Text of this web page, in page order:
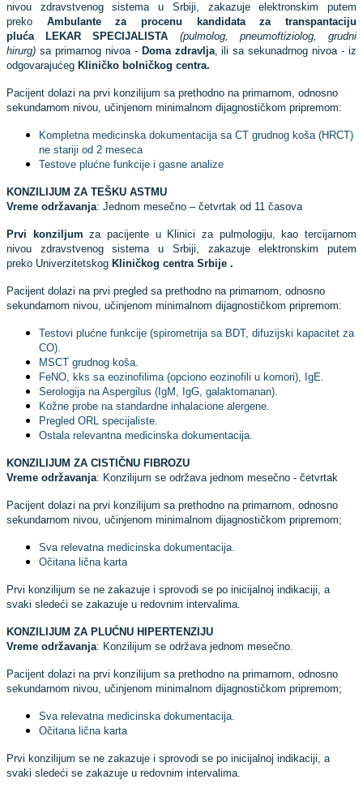
nivou zdravstvenog sistema u Srbiji, zakazuje elektronskim putem
preko Ambulante za procenu kandidata za transpantaciju
pluća
LEKAR SPECIJALISTA
(pulmolog, pneumoftiziolog, grudni
hirurg) sa primarnog nivoa - Doma zdravlja, ili sa sekunadrnog nivoa - iz
odgovarajućeg Kliničko bolničkog centra.
Pacijent dolazi na prvi konzilijum sa prethodno na primarnom, odnosno
sekundarnom nivou, učinjenom minimalnom dijagnostičkom pripremom:
Kompletna medicinska dokumentacija sa CT grudnog koša (HRCT)
ne stariji od 2 meseca
Testove plućne funkcije i gasne analize
KONZILIJUM ZA TEŠKU ASTMU
Vreme održavanja: Jednom mesečno – četvrtak od 11 časova
Prvi konziljum za pacijente u Klinici za pulmologiju, kao tercijarnom
nivou zdravstvenog sistema u Srbiji, zakazuje elektronskim putem
preko Univerzitetskog Kliničkog centra Srbije .
Pacijent dolazi na prvi pregled sa prethodno na primarnom, odnosno
sekundarnom nivou, učinjenom minimalnom dijagnostičkom pripremom:
Testovi plućne funkcije (spirometrija sa BDT, difuzijski kapacitet za
CO).
MSCT grudnog koša.
FeNO, kks sa eozinofilima (opciono eozinofili u komori), IgE.
Serologija na Aspergilus (IgM, IgG, galaktomanan).
Kožne probe na standardne inhalacione alergene.
Pregled ORL specijaliste.
Ostala relevantna medicinska dokumentacija.
KONZILIJUM ZA CISTIČNU FIBROZU
Vreme održavanja: Konzilijum se održava jednom mesečno - četvrtak
Pacijent dolazi na prvi konzilijum sa prethodno na primarnom, odnosno
sekundarnom nivou, učinjenom minimalnom dijagnostičkom pripremom;
Sva relevatna medicinska dokumentacija.
Očitana lična karta
Prvi konzilijum se ne zakazuje i sprovodi se po inicijalnoj indikaciji, a
svaki sledeći se zakazuje u redovnim intervalima.
KONZILIJUM ZA PLUĆNU HIPERTENZIJU
Vreme održavanja: Konzilijum se održava jednom mesečno.
Pacijent dolazi na prvi konzilijum sa prethodno na primarnom, odnosno
sekundarnom nivou, učinjenom minimalnom dijagnostičkom pripremom;
Sva relevatna medicinska dokumentacija.
Očitana lična karta
Prvi konzilijum se ne zakazuje i sprovodi se po inicijalnoj indikaciji, a
svaki sledeći se zakazuje u redovnim intervalima.